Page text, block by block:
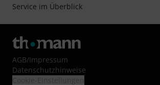
Service im Überblick
AGB/Impressum
Datenschutzhinweise